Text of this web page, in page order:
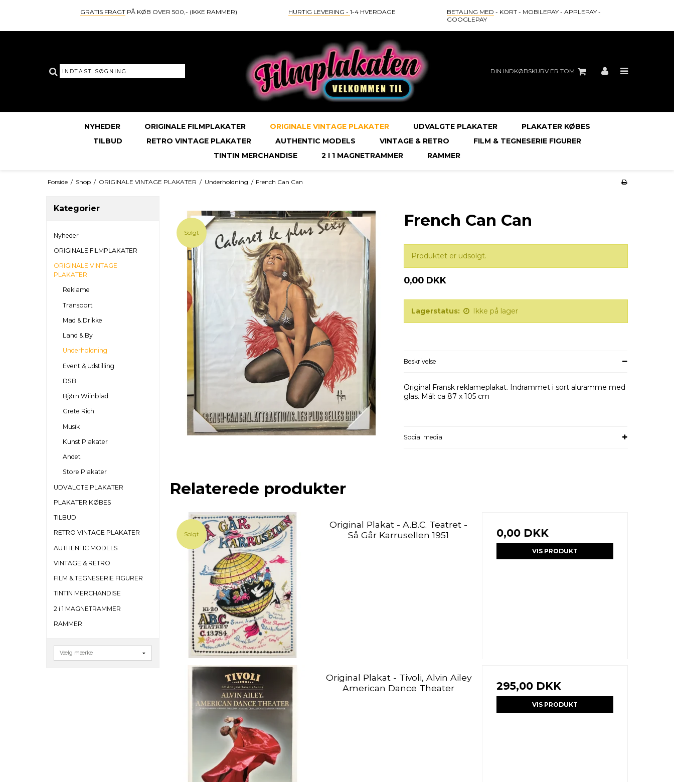
GRATIS FRAGTPÅ KØB OVER 500,- (IKKE RAMMER) HURTIG LEVERING - 1-4 HVERDAGE BETALING MED - KORT - MOBILEPAY - APPLEPAY -
GOOGLEPAY
DIN INDKØBSKURV ER TOM
NYHEDER ORIGINALE FILMPLAKATER ORIGINALE VINTAGE PLAKATER UDVALGTE PLAKATER
PLAKATER KØBES
TILBUD
RETRO VINTAGE PLAKATER AUTHENTIC MODELS VINTAGE & RETRO
FILM & TEGNESERIE FIGURER
TINTIN MERCHANDISE
2 I 1 MAGNETRAMMER RAMMER
Forside / Shop / ORIGINALE VINTAGE PLAKATER / Underholdning / French Can Can
Kategorier
Nyheder
ORIGINALE FILMPLAKATER
ORIGINALE VINTAGE
PLAKATER
Reklame
Transport
Mad & Drikke
Land & By
Underholdning
Event & Udstilling
DSB
Bjørn Wiinblad
Grete Rich
Musik
Kunst Plakater
Andet
Store Plakater
UDVALGTE PLAKATER
PLAKATER KØBES
TILBUD
RETRO VINTAGE PLAKATER
AUTHENTIC MODELS
VINTAGE & RETRO
FILM & TEGNESERIE FIGURER
TINTIN MERCHANDISE
2 i 1 MAGNETRAMMER
RAMMER
Solgt
French Can Can
Produktet er udsolgt.
0,00 DKK
Lagerstatus: Ikke på lager
Beskrivelse
Original Fransk reklameplakat. Indrammet i sort aluramme med
glas. Mål: ca 87 x 105 cm
Social media
Relaterede produkter
Solgt
Original Plakat - A.B.C. Teatret -
Så Går Karrusellen 1951
0,00 DKK
VIS PRODUKT
Original Plakat - Tivoli, Alvin Ailey
American Dance Theater
295,00 DKK
VIS PRODUKT